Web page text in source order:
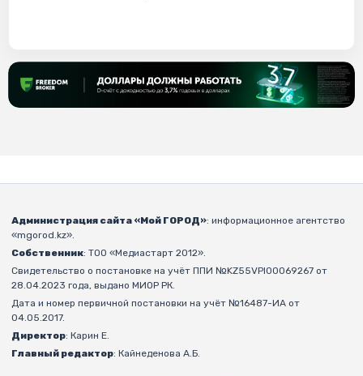
Администрация сайта «Мой ГОРОД»: информационное агентство
«mgorod.kz».
Собственник: ТОО «Медиастарт 2012».
Свидетельство о постановке на учёт ППИ №KZ55VPI00069267 от
28.04.2023 года, выдано МИОР РК.
Дата и номер первичной постановки на учёт №16487-ИА от
04.05.2017.
Директор: Карин Е.
Главный редактор: Кайнеденова А.Б.